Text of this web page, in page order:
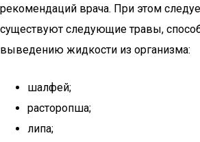
рекомендаций врача. При этом
существуют следующие травы,
выведению жидкости из организма:
шалфей;
расторопша;
липа;